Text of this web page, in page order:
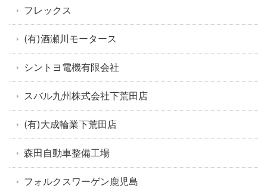
フレックス
(有)酒瀬川モータース
シントヨ電機有限会社
スバル九州株式会社下荒田店
(有)大成輪業下荒田店
森田自動車整備工場
フォルクスワーゲン鹿児島